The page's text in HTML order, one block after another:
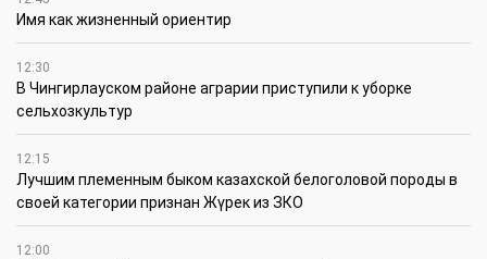
Имя как жизненный ориентир
12:30
В Чингирлауском районе аграрии приступили к уборке
сельхозкультур
12:15
Лучшим племенным быком казахской белоголовой породы в
своей категории признан Жүрек из ЗКО
12:00